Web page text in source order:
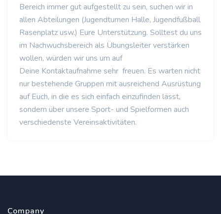
Bereich immer gut aufgestellt zu sein, suchen wir in
allen Abteilungen (Jugendturnen Halle, Jugendfußball
Rasenplatz usw.) Eure Unterstützung. Solltest du uns
im Nachwuchsbereich als Übungsleiter verstärken
wollen, würden wir uns um auf
Deine Kontaktaufnahme sehr freuen. Es warten nicht
nur bestehende Gruppen mit ausreichend Ausrüstung
auf Euch, in die es sich einfach einzufinden lässt,
sondern über unsere Sport- und Spielformen auch
verschiedenste Vereinsaktivitäten.
Company